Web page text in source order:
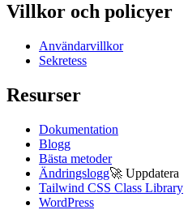
Villkor och policyer
Användarvillkor
Sekretess
Resurser
Dokumentation
Blogg
Bästa metoder
Ändringslogg🚀 Uppdatera
Tailwind CSS Class Library
WordPress